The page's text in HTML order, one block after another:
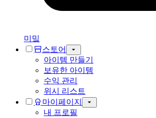
미밐
스토어
아이템 만들기
보유한 아이템
수익 관리
위시 리스트
마이페이지
내 프로필